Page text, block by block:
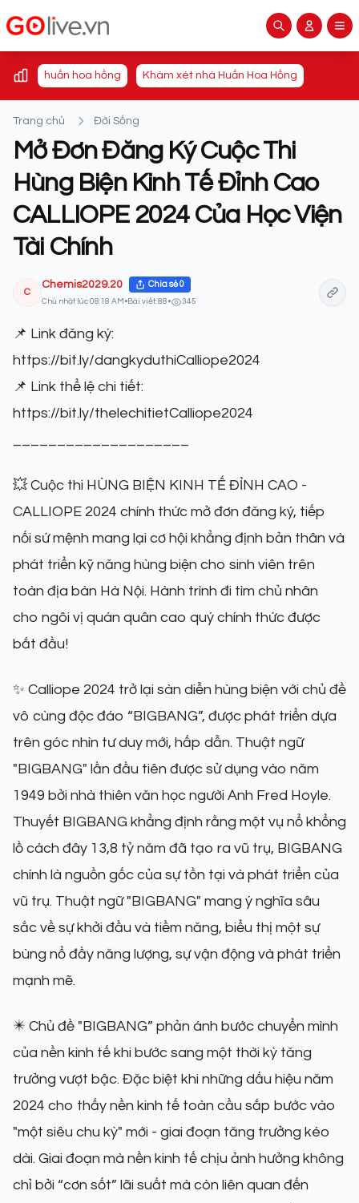
huấn hoa hồng Khám xét nhà Huấn Hoa Hồng
Trang chủ Đời Sống
Mở Đơn Đăng Ký Cuộc Thi
Hùng Biện Kinh Tế Đỉnh Cao
CALLIOPE 2024 Của Học Viện
Tài Chính
C
Chemis2029.20 Chia sẻ0
Chủ nhật lúc 08:18 AM • Bài viết: 88 • 345
📌 Link đăng ký:
https://bit.ly/dangkyduthiCalliope2024
📌 Link thể lệ chi tiết:
https://bit.ly/thelechitietCalliope2024
💥 Cuộc thi HÙNG BIỆN KINH TẾ ĐỈNH CAO -
CALLIOPE 2024 chính thức mở đơn đăng ký, tiếp
nối sứ mệnh mang lại cơ hội khẳng định bản thân và
phát triển kỹ năng hùng biện cho sinh viên trên
toàn địa bàn Hà Nội. Hành trình đi tìm chủ nhân
cho ngôi vị quán quân cao quý chính thức được
bắt đầu!
✨️ Calliope 2024 trở lại sàn diễn hùng biện với chủ đề
vô cùng độc đáo “BIGBANG”, được phát triển dựa
trên góc nhìn tư duy mới, hấp dẫn. Thuật ngữ
"BIGBANG" lần đầu tiên được sử dụng vào năm
1949 bởi nhà thiên văn học người Anh Fred Hoyle.
Thuyết BIGBANG khẳng định rằng một vụ nổ khổng
lồ cách đây 13,8 tỷ năm đã tạo ra vũ trụ, BIGBANG
chính là nguồn gốc của sự tồn tại và phát triển của
vũ trụ. Thuật ngữ "BIGBANG" mang ý nghĩa sâu
sắc về sự khởi đầu và tiềm năng, biểu thị một sự
bùng nổ đầy năng lượng, sự vận động và phát triển
mạnh mẽ.
✴️ Chủ đề "BIGBANG” phản ánh bước chuyển mình
của nền kinh tế khi bước sang một thời kỳ tăng
trưởng vượt bậc. Đặc biệt khi những dấu hiệu năm
2024 cho thấy nền kinh tế toàn cầu sắp bước vào
"một siêu chu kỳ" mới - giai đoạn tăng trưởng kéo
dài. Giai đoạn mà nền kinh tế chịu ảnh hưởng không
chỉ bởi “cơn sốt” lãi suất mà còn liên quan đến